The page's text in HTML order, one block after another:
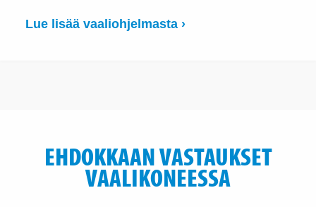
Lue lisää vaaliohjelmasta ›
EHDOKKAAN VASTAUKSET
VAALIKONEESSA